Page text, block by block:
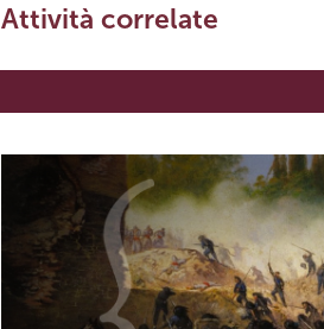
Attività correlate